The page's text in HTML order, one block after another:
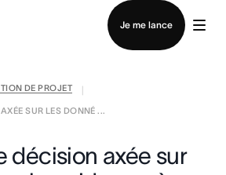
Je me lance
le service commercial
DE PROJET
SUR LES DONNÉ ...
décision axée sur